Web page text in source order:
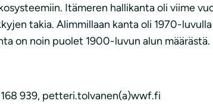
Itämeren hallikanta oli viime
takia. Alimmillaan kanta oli 1970-
on noin puolet 1900-luvun alun määrästä.
939, petteri.tolvanen(a)wwf.fi